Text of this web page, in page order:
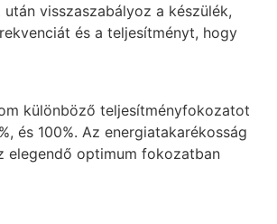
visszaszabályoz a készülék,
és a teljesítményt, hogy
különböző teljesítményfokozatot
és 100%. Az energiatakarékosság
elegendő optimum fokozatban